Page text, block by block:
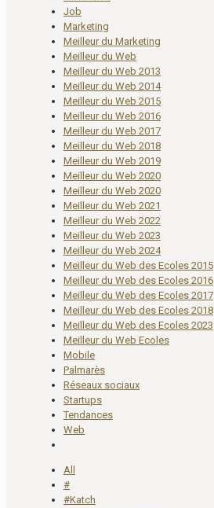
Job
Marketing
Meilleur du Marketing
Meilleur du Web
Meilleur du Web 2013
Meilleur du Web 2014
Meilleur du Web 2015
Meilleur du Web 2016
Meilleur du Web 2017
Meilleur du Web 2018
Meilleur du Web 2019
Meilleur du Web 2020
Meilleur du Web 2020
Meilleur du Web 2021
Meilleur du Web 2022
Meilleur du Web 2023
Meilleur du Web 2024
Meilleur du Web des Ecoles 2015
Meilleur du Web des Ecoles 2016
Meilleur du Web des Ecoles 2017
Meilleur du Web des Ecoles 2018
Meilleur du Web des Ecoles 2023
Meilleur du Web Ecoles
Mobile
Palmarès
Réseaux sociaux
Startups
Tendances
Web
All
#
#Katch